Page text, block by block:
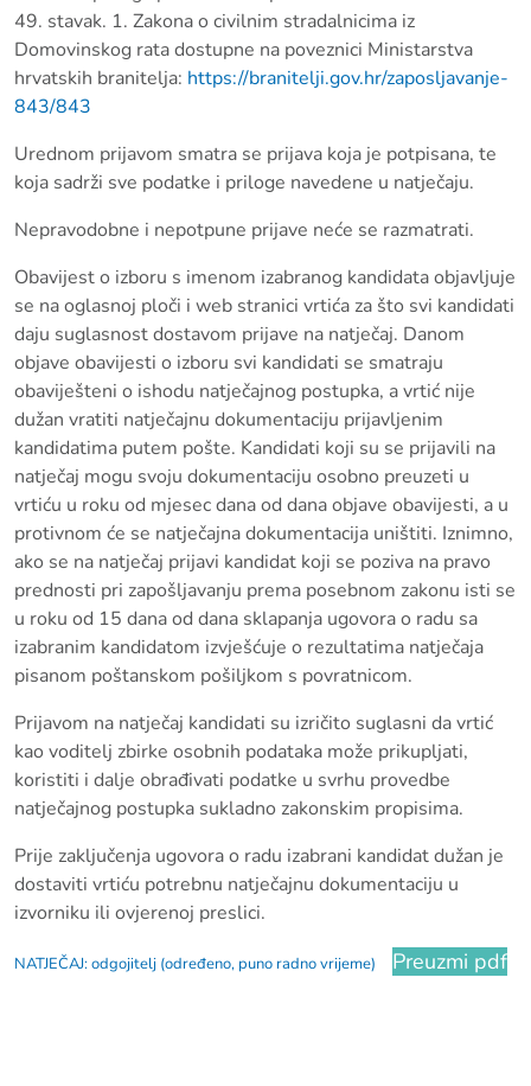
49. stavak. 1. Zakona o civilnim stradalnicima iz
Domovinskog rata dostupne na poveznici Ministarstva
hrvatskih branitelja: https://branitelji.gov.hr/zaposljavanje-
843/843
Urednom prijavom smatra se prijava koja je potpisana, te
koja sadrži sve podatke i priloge navedene u natječaju.
Nepravodobne i nepotpune prijave neće se razmatrati.
Obavijest o izboru s imenom izabranog kandidata objavljuje
se na oglasnoj ploči i web stranici vrtića za što svi kandidati
daju suglasnost dostavom prijave na natječaj. Danom
objave obavijesti o izboru svi kandidati se smatraju
obaviješteni o ishodu natječajnog postupka, a vrtić nije
dužan vratiti natječajnu dokumentaciju prijavljenim
kandidatima putem pošte. Kandidati koji su se prijavili na
natječaj mogu svoju dokumentaciju osobno preuzeti u
vrtiću u roku od mjesec dana od dana objave obavijesti, a u
protivnom će se natječajna dokumentacija uništiti. Iznimno,
ako se na natječaj prijavi kandidat koji se poziva na pravo
prednosti pri zapošljavanju prema posebnom zakonu isti se
u roku od 15 dana od dana sklapanja ugovora o radu sa
izabranim kandidatom izvješćuje o rezultatima natječaja
pisanom poštanskom pošiljkom s povratnicom.
Prijavom na natječaj kandidati su izričito suglasni da vrtić
kao voditelj zbirke osobnih podataka može prikupljati,
koristiti i dalje obrađivati podatke u svrhu provedbe
natječajnog postupka sukladno zakonskim propisima.
Prije zaključenja ugovora o radu izabrani kandidat dužan je
dostaviti vrtiću potrebnu natječajnu dokumentaciju u
izvorniku ili ovjerenoj preslici.
NATJEČAJ: odgojitelj (određeno, puno radno vrijeme) Preuzmi pdf